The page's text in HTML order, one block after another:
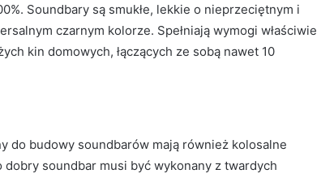
Soundbary są smukłe, lekkie o nieprzeciętnym i
czarnym kolorze. Spełniają wymogi właściwie
kin domowych, łączących ze sobą nawet 10
do budowy soundbarów mają również kolosalne
dobry soundbar musi być wykonany z twardych